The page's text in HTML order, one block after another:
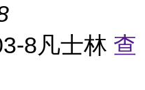
8凡士林 查